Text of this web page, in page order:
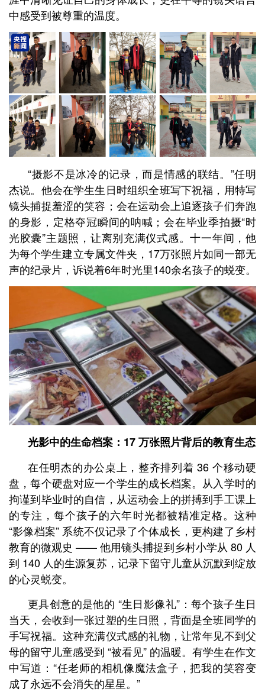
中感受到被尊重的温度。
“摄影不是冰冷的记录，而是情感的联结。”任明
杰说。他会在学生生日时组织全班写下祝福，用特写
镜头捕捉羞涩的笑容；会在运动会上追逐孩子们奔跑
的身影，定格夺冠瞬间的呐喊；会在毕业季拍摄“时
光胶囊”主题照，让离别充满仪式感。十一年间，他
为每个学生建立专属文件夹，17万张照片如同一部无
声的纪录片，诉说着6年时光里140余名孩子的蜕变。
光影中的生命档案：17 万张照片背后的教育生态
在任明杰的办公桌上，整齐排列着 36 个移动硬
盘，每个硬盘对应一个学生的成长档案。从入学时的
拘谨到毕业时的自信，从运动会上的拼搏到手工课上
的专注，每个孩子的六年时光都被精准定格。这种
“影像档案” 系统不仅记录了个体成长，更构建了乡村
教育的微观史 —— 他用镜头捕捉到乡村小学从 80 人
到 140 人的生源复苏，记录下留守儿童从沉默到绽放
的心灵蜕变。
更具创意的是他的 “生日影像礼”：每个孩子生日
当天，会收到一张过塑的生日照，背面是全班同学的
手写祝福。这种充满仪式感的礼物，让常年见不到父
母的留守儿童感受到 “被看见” 的温暖。有学生在作文
中写道：“任老师的相机像魔法盒子，把我的笑容变
成了永远不会消失的星星。”